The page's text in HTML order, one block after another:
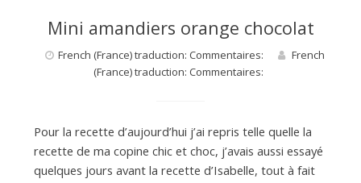
Mini amandiers orange chocolat
French (France) traduction: Commentaires:
French
(France) traduction: Commentaires:
Pour la recette d’aujourd’hui j’ai repris telle quelle la
recette de ma copine chic et choc, j’avais aussi essayé
quelques jours avant la recette d’Isabelle, tout à fait